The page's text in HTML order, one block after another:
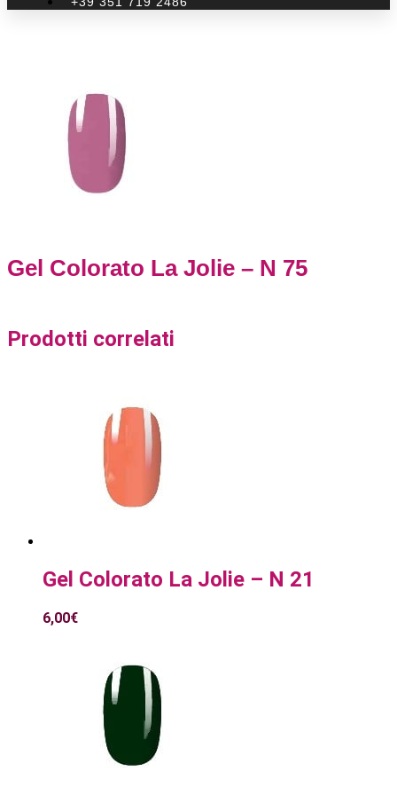
Gel Colorato La Jolie – N 75
Prodotti correlati
Gel Colorato La Jolie – N 21
6,00€